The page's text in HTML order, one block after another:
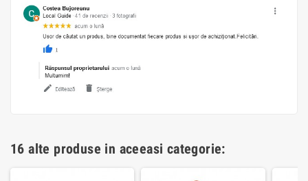
16 alte produse in aceeasi categorie: